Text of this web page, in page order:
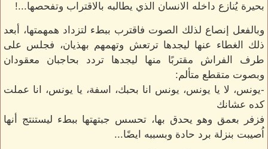
بحيرة يُنازع داخله الانسان الذي يطالبه بالاقتراب وتفحصها...!
وبالفعل إنصاع لذلك الصوت فاقترب ببطء لتزداد همهمتها، أبعد
ذلك الغطاء عنها ليجدها ترتعش وتهمهم بهذيان، فجلس على
طرف الفراش مقتربًا منها ليجدها تردد بحاجبان معقودان
وبصوت متقطع متألم:
-يونس، لا يا يونس، يونس انا بحبك، اسفة، يا يونس، انا عملت
كده عشانك
فزفر بعمق وهو يحدق بها، تحسس جبتهتها ببطء ليستنتج أنها
اُصيبت بنزلة برد حادة وبسببه ايضًا...